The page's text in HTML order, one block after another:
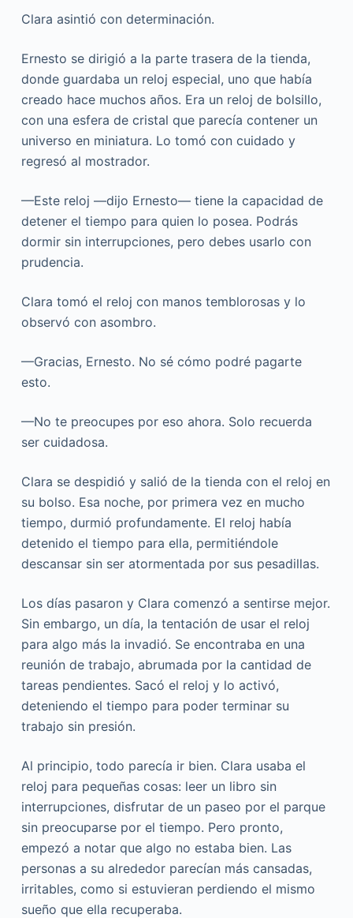
Clara asintió con determinación.
Ernesto se dirigió a la parte trasera de la tienda,
donde guardaba un reloj especial, uno que había
creado hace muchos años. Era un reloj de bolsillo,
con una esfera de cristal que parecía contener un
universo en miniatura. Lo tomó con cuidado y
regresó al mostrador.
—Este reloj —dijo Ernesto— tiene la capacidad de
detener el tiempo para quien lo posea. Podrás
dormir sin interrupciones, pero debes usarlo con
prudencia.
Clara tomó el reloj con manos temblorosas y lo
observó con asombro.
—Gracias, Ernesto. No sé cómo podré pagarte
esto.
—No te preocupes por eso ahora. Solo recuerda
ser cuidadosa.
Clara se despidió y salió de la tienda con el reloj en
su bolso. Esa noche, por primera vez en mucho
tiempo, durmió profundamente. El reloj había
detenido el tiempo para ella, permitiéndole
descansar sin ser atormentada por sus pesadillas.
Los días pasaron y Clara comenzó a sentirse mejor.
Sin embargo, un día, la tentación de usar el reloj
para algo más la invadió. Se encontraba en una
reunión de trabajo, abrumada por la cantidad de
tareas pendientes. Sacó el reloj y lo activó,
deteniendo el tiempo para poder terminar su
trabajo sin presión.
Al principio, todo parecía ir bien. Clara usaba el
reloj para pequeñas cosas: leer un libro sin
interrupciones, disfrutar de un paseo por el parque
sin preocuparse por el tiempo. Pero pronto,
empezó a notar que algo no estaba bien. Las
personas a su alrededor parecían más cansadas,
irritables, como si estuvieran perdiendo el mismo
sueño que ella recuperaba.